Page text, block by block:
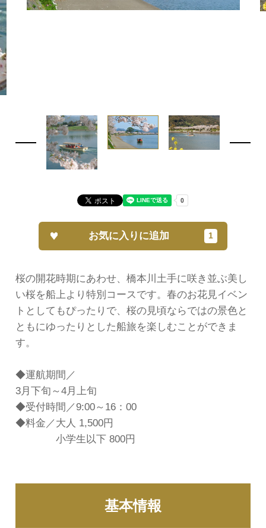
桜の開花時期にあわせ、橋本川土手に咲き並ぶ美し
い桜を船上より特別コースです。春のお花見イベン
トとしてもぴったりで、桜の見頃ならではの景色と
ともにゆったりとした船旅を楽しむことができま
す。
◆運航期間／
3月下旬～4月上旬
◆受付時間／9:00～16：00
◆料金／大人 1,500円
小学生以下 800円
お気に入りに追加
基本情報